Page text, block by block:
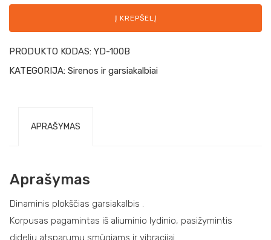
Į KREPŠELĮ
PRODUKTO KODAS: YD-100B
KATEGORIJA: Sirenos ir garsiakalbiai
APRAŠYMAS
Aprašymas
Dinaminis plokščias garsiakalbis .
Korpusas pagamintas iš aliuminio lydinio, pasižymintis